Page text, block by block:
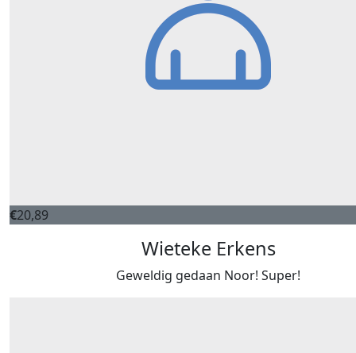
€20,89
Wieteke Erkens
Geweldig gedaan Noor! Super!